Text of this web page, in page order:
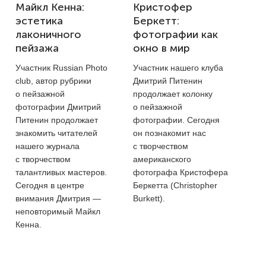
Майкл Кенна:
эстетика
лаконичного
пейзажа
Участник Russian Photo
club, автор рубрики
о пейзажной
фотографии Дмитрий
Питенин продолжает
знакомить читателей
нашего журнала
с творчеством
талантливых мастеров.
Сегодня в центре
внимания Дмитрия —
неповторимый Майкл
Кенна.
Кристофер
Беркетт:
фотографии как
окно в мир
Участник нашего клуба
Дмитрий Питенин
продолжает колонку
о пейзажной
фотографии. Сегодня
он познакомит нас
с творчеством
американского
фотографа Кристофера
Беркетта (Christopher
Burkett).